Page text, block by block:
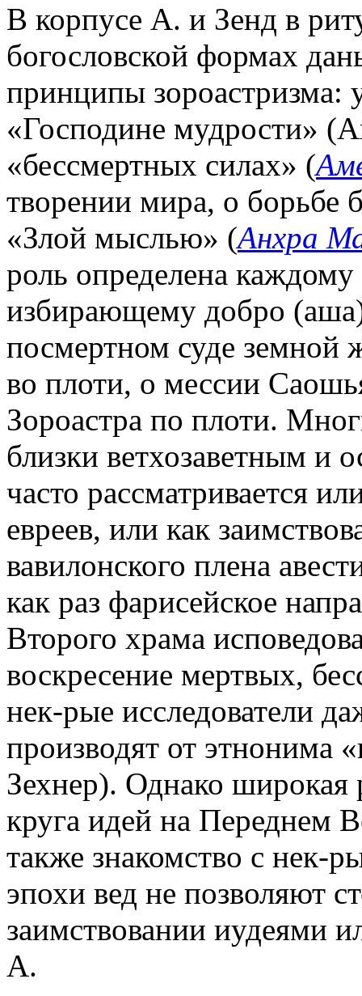
В корпусе А. и Зенд в
богословской формах
принципы зороастризма:
«Господине мудрости»
«бессмертных силах» (
творении мира, о борьбе
«Злой мыслью» (Анхра
роль определена каждому
избирающему добро
посмертном суде земной
во плоти, о мессии
Зороастра по плоти.
близки ветхозаветным и
часто рассматривается
евреев, или как
вавилонского плена
как раз фарисейское
Второго храма
воскресение мертвых,
нек-рые исследователи
производят от этнонима
Зехнер). Однако широкая
круга идей на Переднем
также знакомство с нек-
эпохи вед не позволяют
заимствовании иудеями
А.